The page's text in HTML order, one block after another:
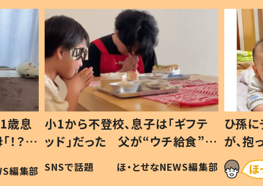
歳息
？」
編集部
小1から不登校、息子は「ギフテ
ッド」だった 父が“ウチ給食”を
作り続ける理由とは #令和の親
#令和の子
SNSで話題 ほ・とせなNEWS編集部
ひ孫
が、
「涙が
い」